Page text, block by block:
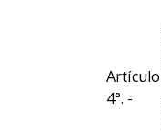
Artículo
4°. -